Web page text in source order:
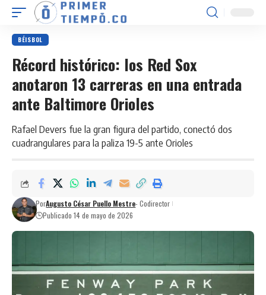
BÉISBOL
Récord histórico: los Red Sox
anotaron 13 carreras en una entrada
ante Baltimore Orioles
Rafael Devers fue la gran figura del partido, conectó dos
cuadrangulares para la paliza 19-5 ante Orioles
PorAugusto César Puello Mestre- Codirector
Publicado 14 de mayo de 2026